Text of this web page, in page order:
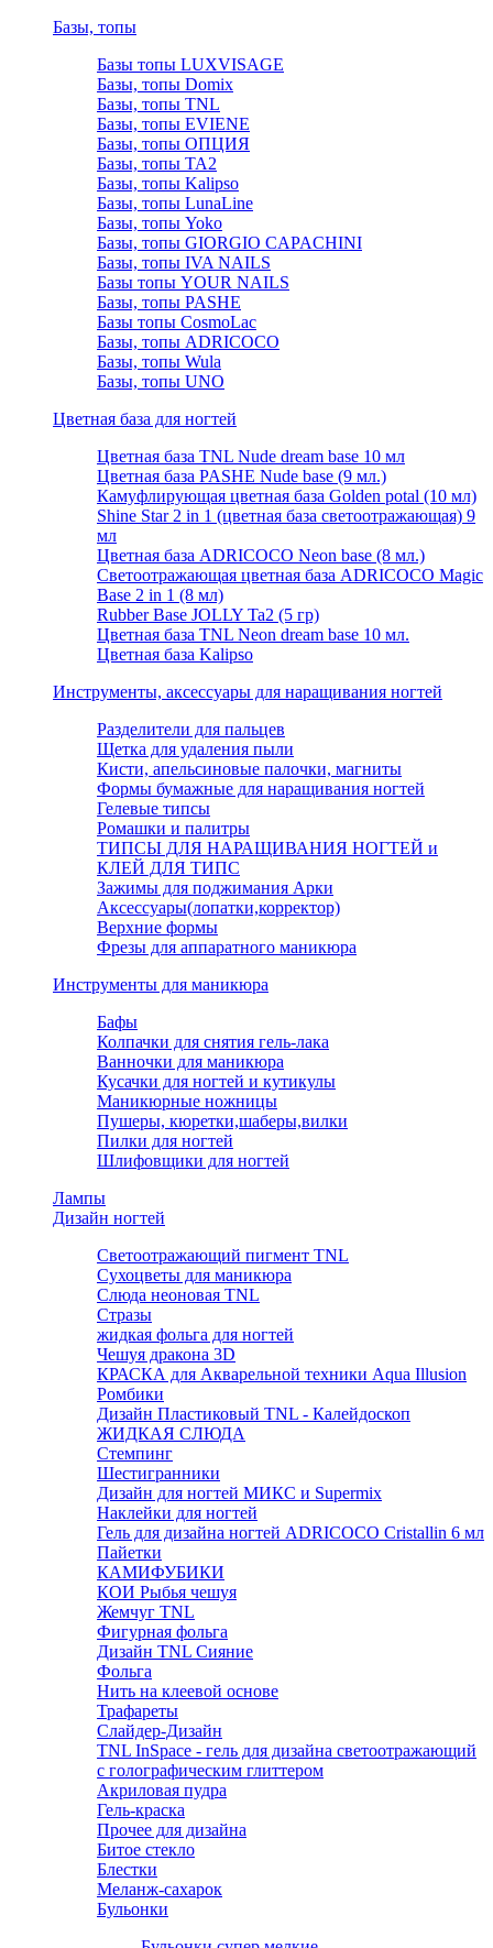
Базы, топы
Базы топы LUXVISAGE
Базы, топы Domix
Базы, топы TNL
Базы, топы EVIENE
Базы, топы ОПЦИЯ
Базы, топы TA2
Базы, топы Kalipso
Базы, топы LunaLine
Базы, топы Yoko
Базы, топы GIORGIO CAPACHINI
Базы, топы IVA NAILS
Базы топы YOUR NAILS
Базы, топы PASHE
Базы топы CosmoLac
Базы, топы ADRICOCO
Базы, топы Wula
Базы, топы UNO
Цветная база для ногтей
Цветная база TNL Nude dream base 10 мл
Цветная база PASHE Nude base (9 мл.)
Камуфлирующая цветная база Golden potal (10 мл)
Shine Star 2 in 1 (цветная база светоотражающая) 9
мл
Цветная база ADRICOCO Neon base (8 мл.)
Светоотражающая цветная база ADRICOCO Magic
Base 2 in 1 (8 мл)
Rubber Base JOLLY Ta2 (5 гр)
Цветная база TNL Neon dream base 10 мл.
Цветная база Kalipso
Инструменты, аксессуары для наращивания ногтей
Разделители для пальцев
Щетка для удаления пыли
Кисти, апельсиновые палочки, магниты
Формы бумажные для наращивания ногтей
Гелевые типсы
Ромашки и палитры
ТИПСЫ ДЛЯ НАРАЩИВАНИЯ НОГТЕЙ и
КЛЕЙ ДЛЯ ТИПС
Зажимы для поджимания Арки
Аксессуары(лопатки,корректор)
Верхние формы
Фрезы для аппаратного маникюра
Инструменты для маникюра
Бафы
Колпачки для снятия гель-лака
Ванночки для маникюра
Кусачки для ногтей и кутикулы
Маникюрные ножницы
Пушеры, кюретки,шаберы,вилки
Пилки для ногтей
Шлифовщики для ногтей
Лампы
Дизайн ногтей
Светоотражающий пигмент TNL
Сухоцветы для маникюра
Слюда неоновая TNL
Стразы
жидкая фольга для ногтей
Чешуя дракона 3D
КРАСКА для Акварельной техники Aqua Illusion
Ромбики
Дизайн Пластиковый TNL - Калейдоскоп
ЖИДКАЯ СЛЮДА
Стемпинг
Шестигранники
Дизайн для ногтей МИКС и Supermix
Наклейки для ногтей
Гель для дизайна ногтей ADRICOCO Cristallin 6 мл
Пайетки
КАМИФУБИКИ
КОИ Рыбья чешуя
Жемчуг TNL
Фигурная фольга
Дизайн TNL Сияние
Фольга
Нить на клеевой основе
Трафареты
Слайдер-Дизайн
TNL InSpace - гель для дизайна светоотражающий
с голографическим глиттером
Акриловая пудра
Гель-краска
Прочее для дизайна
Битое стекло
Блестки
Меланж-сахарок
Бульонки